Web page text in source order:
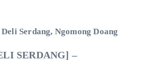
Serdang, Ngomong Doang
SERDANG] –